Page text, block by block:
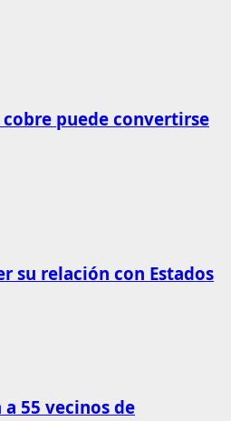
puede convertirse
su relación con Estados
55 vecinos de